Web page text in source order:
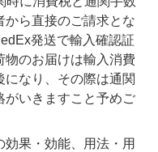
から直接のご請求とな
発送で輸入確認証
物のお届けは輸入消費
なり、その際は通関
がいきますこと予めご
果・効能、用法・用